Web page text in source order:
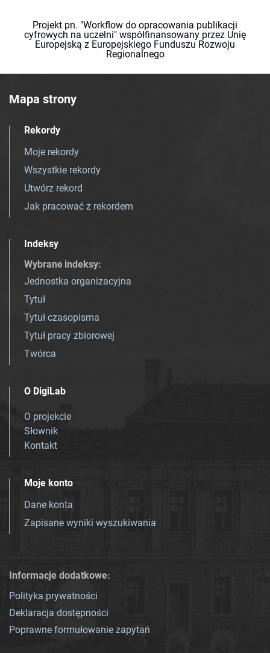
Projekt pn. "Workflow do opracowania publikacji
cyfrowych na uczelni" współfinansowany przez Unię
Europejską z Europejskiego Funduszu Rozwoju
Regionalnego
Mapa strony
Rekordy
Moje rekordy
Wszystkie rekordy
Utwórz rekord
Jak pracować z rekordem
Indeksy
Wybrane indeksy:
Jednostka organizacyjna
Tytuł
Tytuł czasopisma
Tytuł pracy zbiorowej
Twórca
O DigiLab
O projekcie
Słownik
Kontakt
Moje konto
Dane konta
Zapisane wyniki wyszukiwania
Informacje dodatkowe:
Polityka prywatności
Deklaracja dostępności
Poprawne formułowanie zapytań